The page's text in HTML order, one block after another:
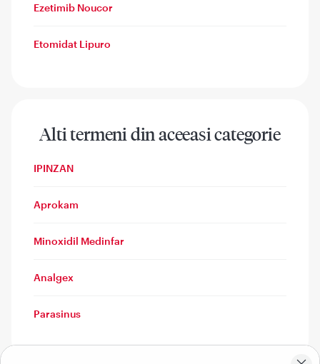
Ezetimib Noucor
Etomidat Lipuro
Alti termeni din aceeasi categorie
IPINZAN
Aprokam
Minoxidil Medinfar
Analgex
Parasinus